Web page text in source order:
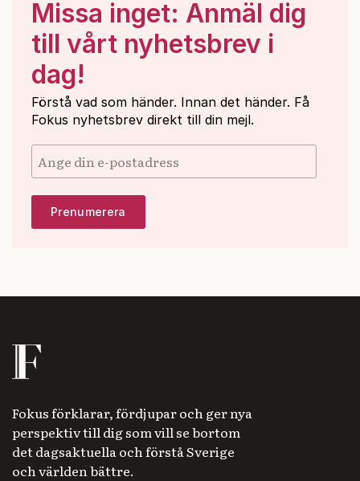
Missa inget: Anmäl dig
till vårt nyhetsbrev i
dag!
Förstå vad som händer. Innan det händer. Få
Fokus nyhetsbrev direkt till din mejl.
Fokus förklarar, fördjupar och ger nya
perspektiv till dig som vill se bortom
det dagsaktuella och förstå Sverige
och världen bättre.